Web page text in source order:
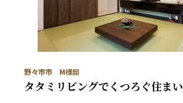
野々市市 M様邸
タタミリビングでくつろぐ住まい